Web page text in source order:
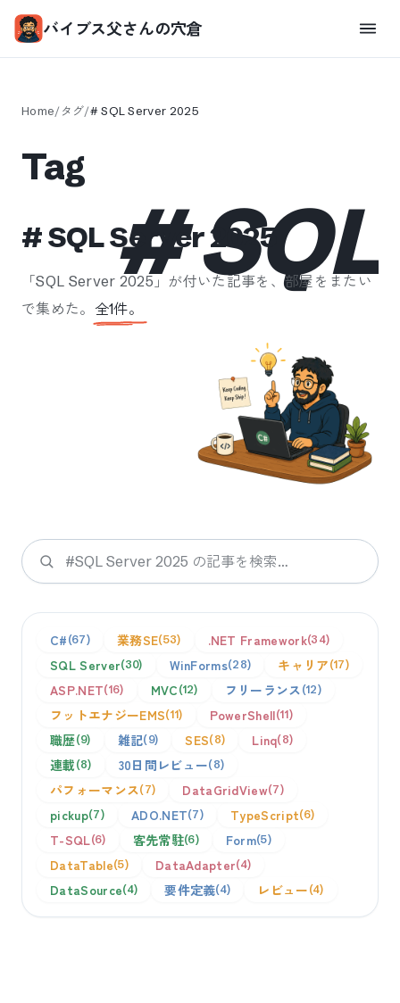
バイブス父さんの穴倉
Home/タグ/#SQL Server 2025
#
Tag
#SQL Server 2025
「SQL Server 2025 」が付いた記事を、部屋をまたい
で集めた。 全1件。
検索
C# 67 業務SE 53 .NET Framework 34
SQL Server 30 WinForms 28 キャリア 17
ASP.NET 16 MVC 12 フリーランス 12
フットエナジーEMS 11 PowerShell 11
職歴 9 雑記 9 SES 8 Linq 8
連載 8 30日間レビュー 8
パフォーマンス 7 DataGridView 7
pickup 7 ADO.NET 7 TypeScript 6
T-SQL 6 客先常駐 6 Form 5
DataTable 5 DataAdapter 4
DataSource 4 要件定義 4 レビュー 4